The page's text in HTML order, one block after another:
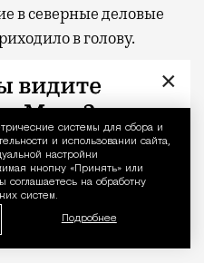
Уведомление
системы для сбора и
и использовании сайта,
настройки
кнопку «Принять» или
соглашаетесь на обработку
систем.
Подробнее
в северные деловые
в голову.
в своих
не выбиралась. А
по
оказалась в числе
у которых
дня, а вместе с ними
вот бассейн в парке с
курьезом, а точным
×